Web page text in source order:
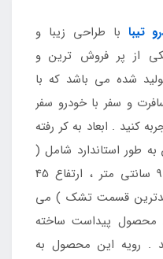
تیبا با طراحی زیبا و
از پر فروش ترین و
شده می باشد که با
و سفر با خودرو سفر
کنید . ابعاد به کر رفته
طور استاندارد شامل (
طول 137 سانتی متر ، عرض 90 سانتی متر ، ارتفاع 45
قسمت تشک ) می
محصول پیداست ساخته
. رویه این محصول به